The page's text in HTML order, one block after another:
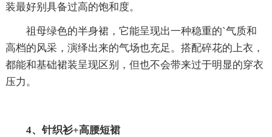
装最好别具备过高的饱和度。
祖母绿色的半身裙，它能呈现出一种稳重的`气质和
高档的风采，演绎出来的气场也充足。搭配碎花的上衣，
都能和基础裙装呈现区别，但也不会带来过于明显的穿衣
压力。
4、针织衫+高腰短裙